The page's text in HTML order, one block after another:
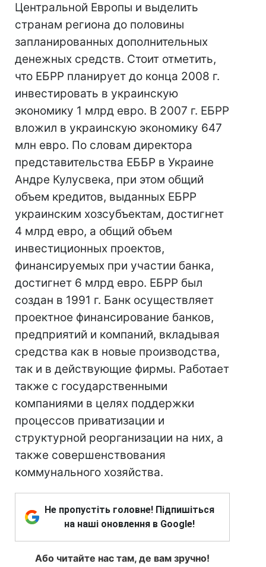
Центральной Европы и выделить
странам региона до половины
запланированных дополнительных
денежных средств. Стоит отметить,
что ЕБРР планирует до конца 2008 г.
инвестировать в украинскую
экономику 1 млрд евро. В 2007 г. ЕБРР
вложил в украинскую экономику 647
млн евро. По словам директора
представительства ЕББР в Украине
Андре Кулусвека, при этом общий
объем кредитов, выданных ЕБРР
украинским хозсубъектам, достигнет
4 млрд евро, а общий объем
инвестиционных проектов,
финансируемых при участии банка,
достигнет 6 млрд евро. ЕБРР был
создан в 1991 г. Банк осуществляет
проектное финансирование банков,
предприятий и компаний, вкладывая
средства как в новые производства,
так и в действующие фирмы. Работает
также с государственными
компаниями в целях поддержки
процессов приватизации и
структурной реорганизации на них, а
также совершенствования
коммунального хозяйства.
Не пропустіть головне! Підпишіться
на наші оновлення в Google!
Або читайте нас там, де вам зручно!